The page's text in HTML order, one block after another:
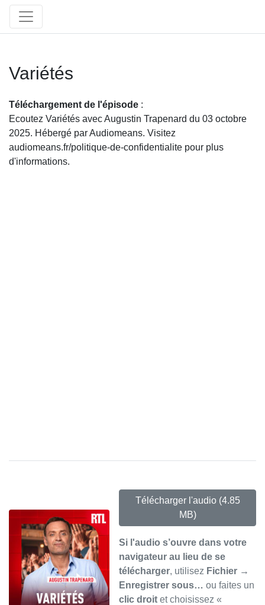
Variétés
Téléchargement de l'épisode :
Ecoutez Variétés avec Augustin Trapenard du 03 octobre
2025. Hébergé par Audiomeans. Visitez
audiomeans.fr/politique-de-confidentialite pour plus
d'informations.
Télécharger l'audio (4.85
MB)
Si l'audio s’ouvre dans votre
navigateur au lieu de se
télécharger, utilisez Fichier →
Enregistrer sous… ou faites un
clic droit et choisissez «